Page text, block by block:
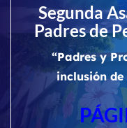
Segunda
Padres de
“Padres y
inclusión de